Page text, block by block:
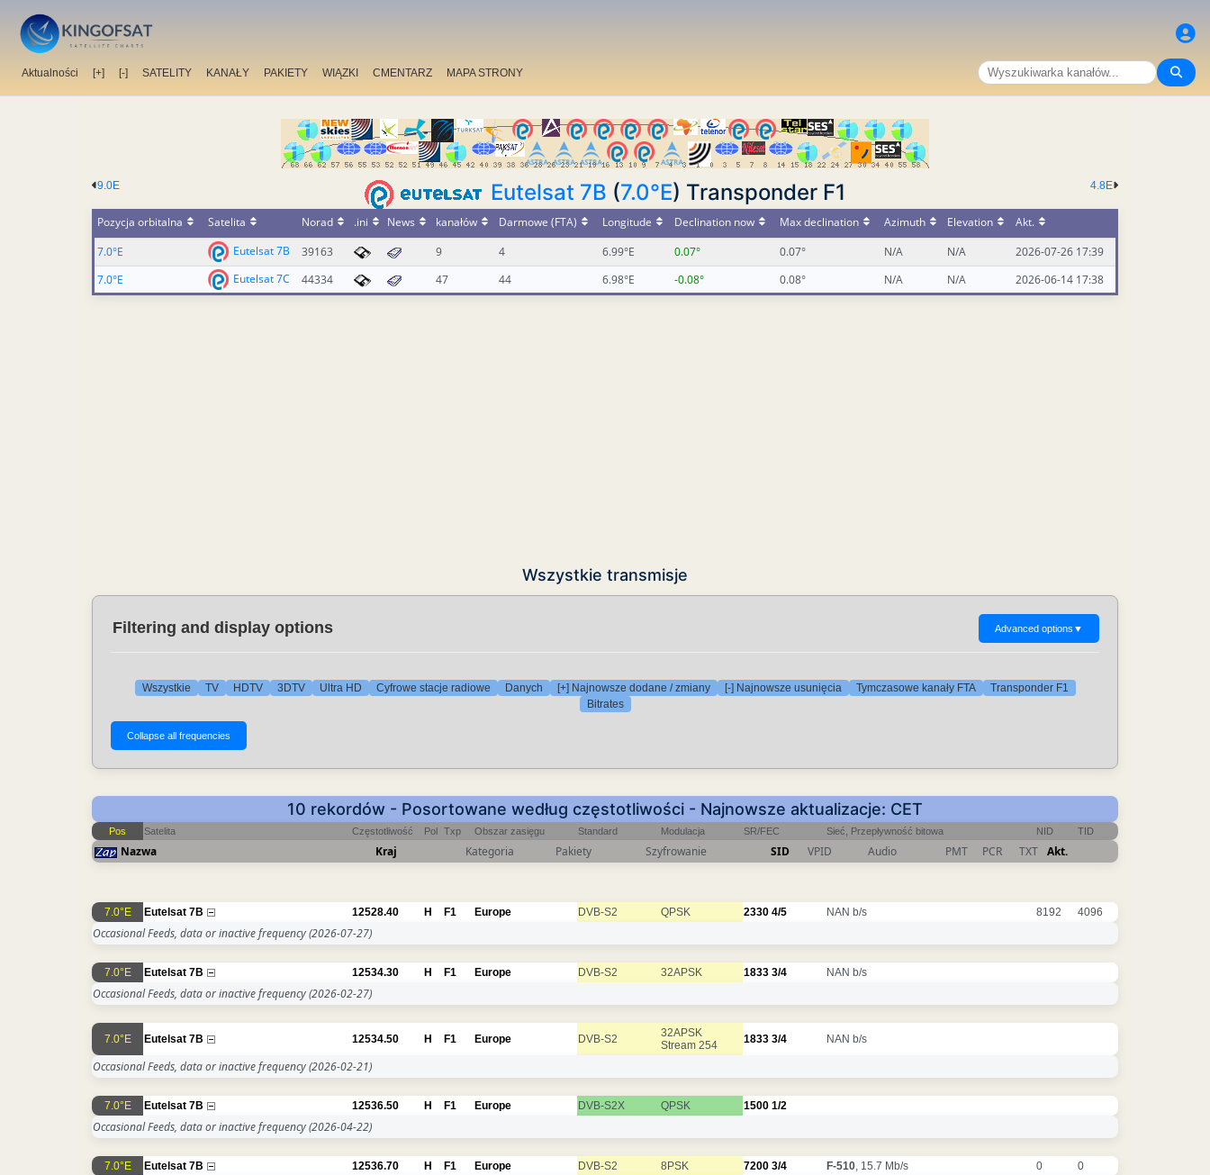
Aktualności [+] [-] SATELITY KANAŁY PAKIETY WIĄZKI CMENTARZ MAPA STRONY
4.8E
9.0E Eutelsat 7B (7.0°E) Transponder F1
Pozycja orbitalna Satelita Norad .ini News kanałów Darmowe (FTA) Longitude Declination now Max declination Azimuth Elevation
Akt.
7.0°E
Eutelsat 7B 39163 9 4 6.99°E 0.07° 0.07° N/A N/A
2026-07-26 17:39
7.0°E
Eutelsat 7C 44334 47 44 6.98°E -0.08° 0.08° N/A N/A 2026-06-14 17:38
Wszystkie transmisje
Filtering and display options Advanced options ▼
Wszystkie TV HDTV 3DTV Ultra HD Cyfrowe stacje radiowe Danych [+] Najnowsze dodane / zmiany [-] Najnowsze usunięcia Tymczasowe kanały FTA
Transponder F1
Bitrates
10 rekordów - Posortowane według częstotliwości - Najnowsze aktualizacje: CET
Pos Satelita Częstotliwość Pol Txp Obszar zasięgu Standard Modulacja SR/FEC Sieć, Przepływność bitowa NID TID
Nazwa Kraj Kategoria Pakiety Szyfrowanie SID VPID Audio PMT PCR TXT Akt.
7.0°E Eutelsat 7B 12528.40 H F1 Europe DVB-S2 QPSK 2330 4/5 NAN b/s 8192 4096
Occasional Feeds, data or inactive frequency(2026-07-27)
7.0°E Eutelsat 7B 12534.30 H F1 Europe DVB-S2 32APSK 1833 3/4 NAN b/s
Occasional Feeds, data or inactive frequency(2026-02-27)
7.0°E Eutelsat 7B 12534.50 H F1 Europe DVB-S2
32APSK
Stream 254
1833 3/4 NAN b/s
Occasional Feeds, data or inactive frequency(2026-02-21)
7.0°E Eutelsat 7B 12536.50 H F1 Europe DVB-S2X QPSK 1500 1/2
Occasional Feeds, data or inactive frequency(2026-04-22)
7.0°E Eutelsat 7B 12536.70 H F1 Europe DVB-S2 8PSK 7200 3/4 F-510 , 15.7 Mb/s 0 0